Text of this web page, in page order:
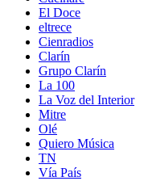
El Doce
eltrece
Cienradios
Clarín
Grupo Clarín
La 100
La Voz del Interior
Mitre
Olé
Quiero Música
TN
Vía País